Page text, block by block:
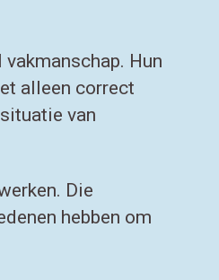
Hun
alleen correct
van
Die
hebben om